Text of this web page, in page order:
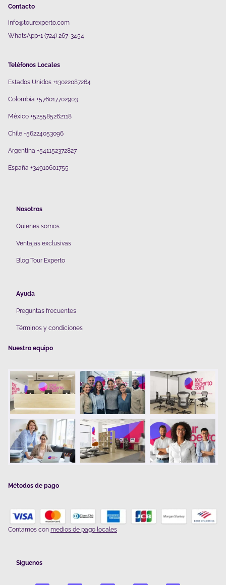
Contacto
info@tourexperto.com
WhatsApp+1 (724) 267-3454
Teléfonos Locales
Estados Unidos +13022087264
Colombia +576017702903
México +525585262118
Chile +56224053096
Argentina +541152372827
España +34910601755
Nosotros
Quienes somos
Ventajas exclusivas
Blog Tour Experto
Ayuda
Preguntas frecuentes
Términos y condiciones
Nuestro equipo
Métodos de pago
Contamos con medios de pago locales
Síguenos